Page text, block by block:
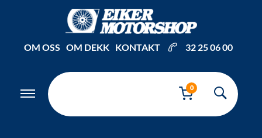
OM OSS OM DEKK KONTAKT 32 25 06 00
0